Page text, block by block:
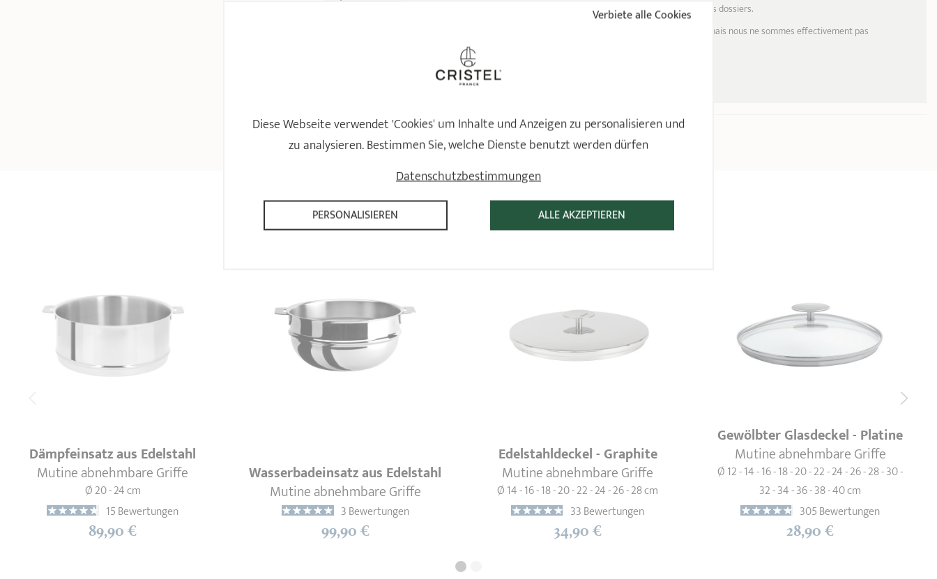
Il est vrai que l’échange d’un article implique son retour en usine pour contrôle et suivi de nos dossiers.
Egalement, nous avons de nombreux contrôles qualité au fil des opérations de fabrication, mais nous ne sommes effectivement pas
Nous sommes désolés de votre déception vis-à-vis de nos process.
Bien cordialement, Le service client
SCHON GESEHEN
Dämpfeinsatz aus Edelstahl
Mutine abnehmbare Griffe
Ø 20 - 24 cm
15 Bewertungen
89,90 €
Wasserbadeinsatz aus Edelstahl
Mutine abnehmbare Griffe
3 Bewertungen
99,90 €
Edelstahldeckel - Graphite
Mutine abnehmbare Griffe
Ø 14 - 16 - 18 - 20 - 22 - 24 - 26 - 28 cm
33 Bewertungen
34,90 €
Gewölbter Glasdeckel - Platine
Mutine abnehmbare Griffe
Ø 12 - 14 - 16 - 18 - 20 - 22 - 24 - 26 - 28 - 30 -
32 - 34 - 36 - 38 - 40 cm
305 Bewertungen
28,90 €
Diese Webseite verwendet 'Cookies' um Inhalte und Anzeigen zu personalisieren und
zu analysieren. Bestimmen Sie, welche Dienste benutzt werden dürfen
ALLE AKZEPTIEREN
Verbiete alle Cookies
PERSONALISIEREN
Datenschutzbestimmungen